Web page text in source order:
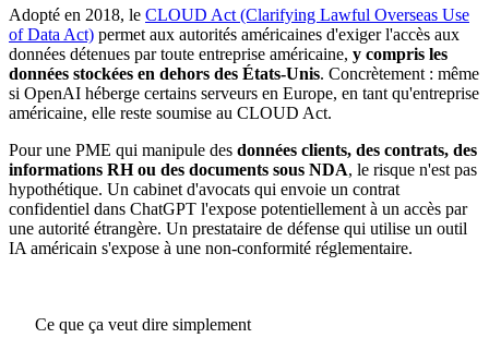
Adopté en 2018, le CLOUD Act (Clarifying Lawful Overseas Use
of Data Act) permet aux autorités américaines d'exiger l'accès aux
données détenues par toute entreprise américaine, y compris les
données stockées en dehors des États-Unis. Concrètement : même
si OpenAI héberge certains serveurs en Europe, en tant qu'entreprise
américaine, elle reste soumise au CLOUD Act.
Pour une PME qui manipule des données clients, des contrats, des
informations RH ou des documents sous NDA, le risque n'est pas
hypothétique. Un cabinet d'avocats qui envoie un contrat
confidentiel dans ChatGPT l'expose potentiellement à un accès par
une autorité étrangère. Un prestataire de défense qui utilise un outil
IA américain s'expose à une non-conformité réglementaire.
Ce que ça veut dire simplement